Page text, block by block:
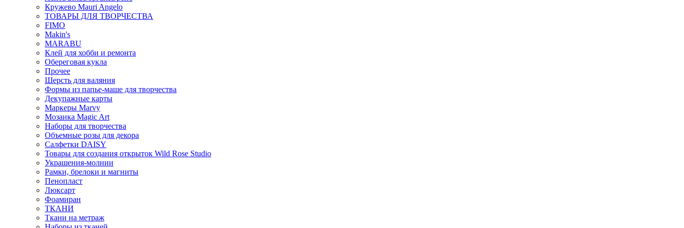
Кружево Mauri Angelo
ТОВАРЫ ДЛЯ ТВОРЧЕСТВА
FIMO
Makin's
MARABU
Клей для хобби и ремонта
Обереговая кукла
Прочее
Шерсть для валяния
Формы из папье-маше для творчества
Декупажные карты
Маркеры Marvy
Мозаика Magic Art
Наборы для творчества
Объемные розы для декора
Салфетки DAISY
Товары для создания открыток Wild Rose Studio
Украшения-молнии
Рамки, брелоки и магниты
Пенопласт
Люксарт
Фоамиран
ТКАНИ
Ткани на метраж